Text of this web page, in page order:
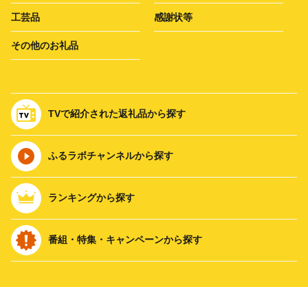
工芸品 感謝状等
その他のお礼品
TVで紹介された返礼品から探す
ふるラボチャンネルから探す
ランキングから探す
番組・特集・キャンペーンから探す